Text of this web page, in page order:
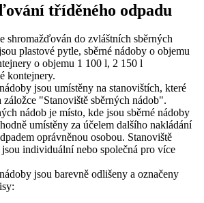
tříděného odpadu
shromažďován do zvláštních sběrných
plastové pytle, sběrné nádoby o objemu
o objemu 1 100 l, 2 150 l
kontejnery.
jsou umístěny na stanovištích, které
záložce "Stanoviště sběrných nádob".
nádob je místo, kde jsou sběrné nádoby
umístěny za účelem dalšího nakládání
oprávněnou osobou. Stanoviště
individuální nebo společná pro více
jsou barevně odlišeny a označeny